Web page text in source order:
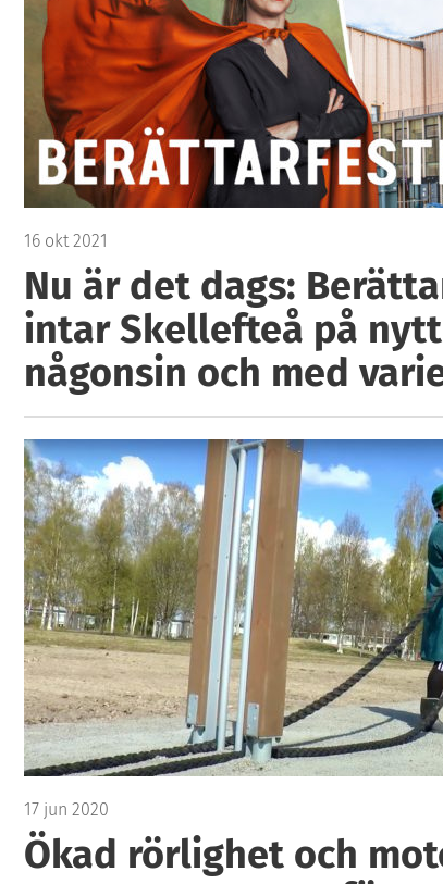
16 okt 2021
Nu är det dags:
intar Skellefteå på
någonsin och med
17 jun 2020
Ökad rörlighet och